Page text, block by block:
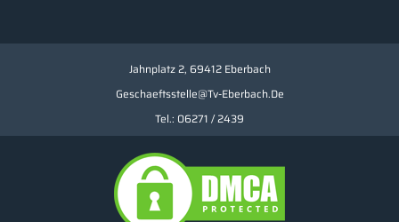
Jahnplatz 2, 69412 Eberbach
Geschaeftsstelle@tv-Eberbach.de
Tel.: 06271 / 2439